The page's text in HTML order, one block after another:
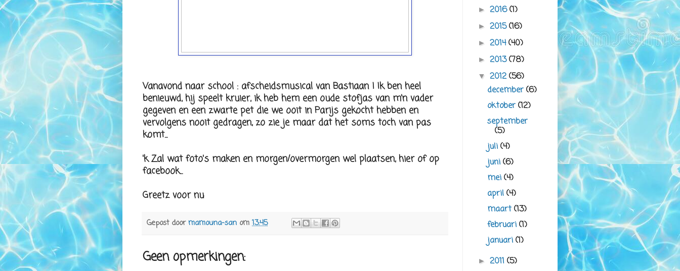
Vanavond naar school : afscheidsmusical van Bastiaan ! Ik ben heel
benieuwd, hij speelt kruier, ik heb hem een oude stofjas van m'n vader
gegeven en een zwarte pet die we ooit in Parijs gekocht hebben en
vervolgens nooit gedragen, zo zie je maar dat het soms toch van pas
komt...
'k Zal wat foto's maken en morgen/overmorgen wel plaatsen, hier of op
facebook...
Greetz voor nu
Gepost doormamouna-san om 13:45
Geen opmerkingen:
► 2016(1)
► 2015(16)
► 2014(40)
► 2013(78)
▼ 2012(56)
december(6)
oktober(12)
september
(5)
juli(4)
juni(6)
mei(4)
april(4)
maart(13)
februari(1)
januari(1)
► 2011 (5)